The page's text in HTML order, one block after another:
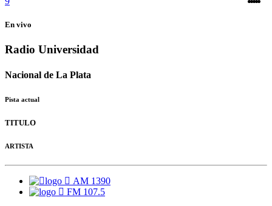
En vivo
Radio Universidad
Nacional de La Plata
Pista actual
TITULO
ARTISTA
AM 1390
FM 107.5